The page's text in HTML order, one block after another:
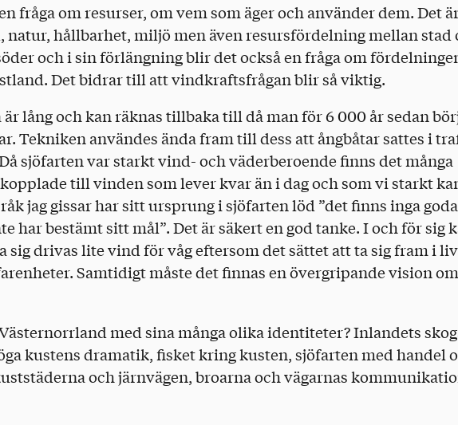
fråga om resurser, om vem som äger och använder dem. Det
natur, hållbarhet, miljö men även resursfördelning mellan stad
och i sin förlängning blir det också en fråga om
Det bidrar till att vindkraftsfrågan blir så viktig.
lång och kan räknas tillbaka till då man för 6 000 år sedan
Tekniken användes ända fram till dess att ångbåtar sattes i
sjöfarten var starkt vind- och väderberoende finns det många
till vinden som lever kvar än i dag och som vi starkt
jag gissar har sitt ursprung i sjöfarten löd ”det finns inga goda
har bestämt sitt mål”. Det är säkert en god tanke. I och för sig
sig drivas lite vind för våg eftersom det sättet att ta sig fram i
Samtidigt måste det finnas en övergripande vision
med sina många olika identiteter? Inlandets
kustens dramatik, fisket kring kusten, sjöfarten med handel
och järnvägen, broarna och vägarnas